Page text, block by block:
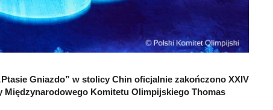
Gniazdo” w stolicy Chin oficjalnie zakończono XXIV
Międzynarodowego Komitetu Olimpijskiego Thomas